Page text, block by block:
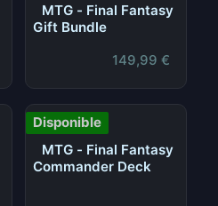
MTG - Final Fantasy
Gift Bundle
149,99 €
Disponible
MTG - Final Fantasy
Commander Deck